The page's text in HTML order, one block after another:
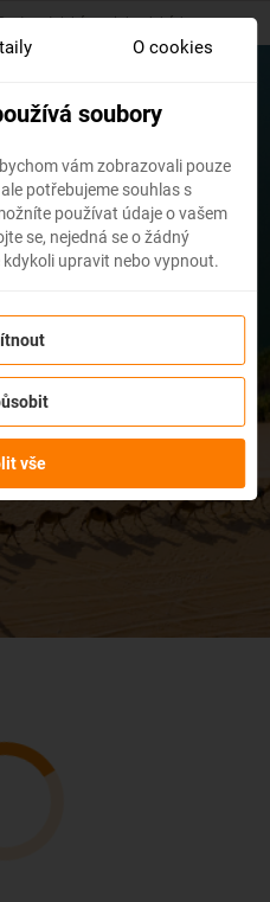
novinka dekády
Arábie:
novinka
Saúdské Arábie
O cookies
soubory
vám zobrazovali pouze
potřebujeme souhlas s
používat údaje o vašem
se, nejedná se o žádný
upravit nebo vypnout.
vše